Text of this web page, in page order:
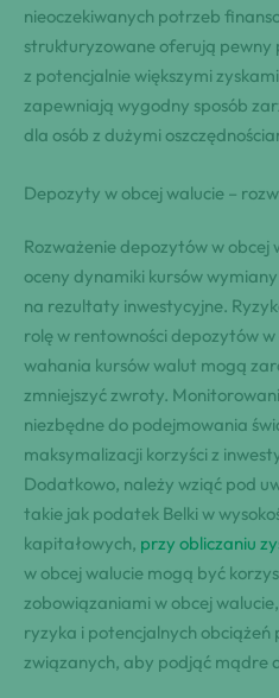
nieoczekiwanych potrzeb
strukturyzowane oferują pewny
z potencjalnie większymi
zapewniają wygodny sposób
dla osób z dużymi
Depozyty w obcej walucie –
Rozważenie depozytów w
oceny dynamiki kursów
na rezultaty inwestycyjne.
rolę w rentowności depozytów
wahania kursów walut mogą
zmniejszyć zwroty.
niezbędne do podejmowania
maksymalizacji korzyści z
Dodatkowo, należy wziąć pod
takie jak podatek Belki w
kapitałowych, przy obliczaniu
w obcej walucie mogą być
zobowiązaniami w obcej
ryzyka i potencjalnych obciążeń
związanych, aby podjąć mądre